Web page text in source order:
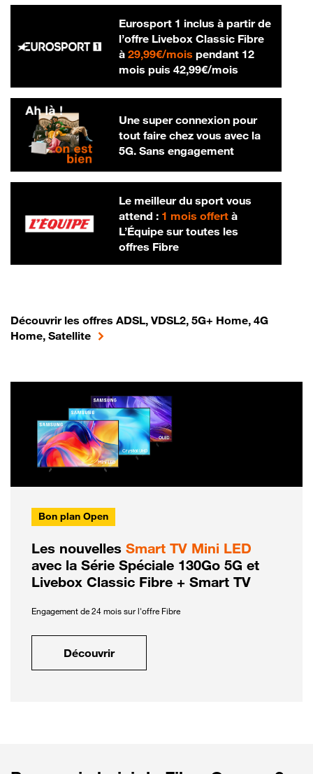
Eurosport 1 inclus à partir de
l’offre Livebox Classic Fibre
à 29,99€/mois29,99 € par mois
pendant 12
mois puis 42,99€/mois42,99 € par
Une super connexion pour
tout faire chez vous avec la
5G. Sans engagement
Le meilleur du sport vous
attend : 1 mois offertà
L’Équipe sur toutes les
offres Fibre
Découvrir les offres ADSL, VDSL2, 5G+ Home, 4G
Home, Satellite
Bon plan Open
Les nouvelles Smart TV Mini LED
avec la Série Spéciale 130Go 5G et
Livebox Classic Fibre + Smart TV
Engagement de 24 mois sur l'offre Fibre
Découvrir